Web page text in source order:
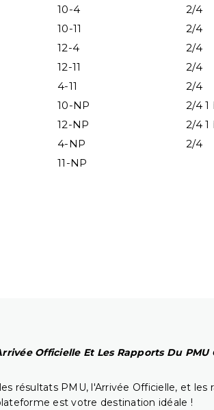
10-4
2/4
10-11
2/4
12-4
2/4
12-11
2/4
4-11
2/4
10-NP
2/4 1
12-NP
2/4 1
4-NP
2/4
11-NP
Officielle Et Les Rapports Du PMU
résultats PMU, l'Arrivée Officielle, et
est votre destination idéale !